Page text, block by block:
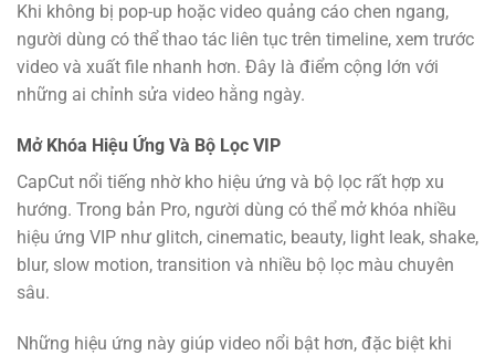
Khi không bị pop-up hoặc video quảng cáo chen ngang,
người dùng có thể thao tác liên tục trên timeline, xem trước
video và xuất file nhanh hơn. Đây là điểm cộng lớn với
những ai chỉnh sửa video hằng ngày.
Mở Khóa Hiệu Ứng Và Bộ Lọc VIP
CapCut nổi tiếng nhờ kho hiệu ứng và bộ lọc rất hợp xu
hướng. Trong bản Pro, người dùng có thể mở khóa nhiều
hiệu ứng VIP như glitch, cinematic, beauty, light leak, shake,
blur, slow motion, transition và nhiều bộ lọc màu chuyên
sâu.
Những hiệu ứng này giúp video nổi bật hơn, đặc biệt khi